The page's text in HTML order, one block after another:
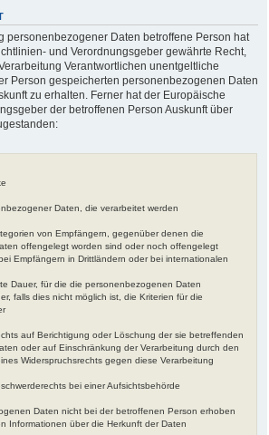
personenbezogener Daten betroffene Person hat
und Verordnungsgeber gewährte Recht,
Verantwortlichen unentgeltliche
Person gespeicherten personenbezogenen Daten
zu erhalten. Ferner hat der Europäische
der betroffenen Person Auskunft über
Daten, die verarbeitet werden
von Empfängern, gegenüber denen die
offengelegt worden sind oder noch offengelegt
Empfängern in Drittländern oder bei internationalen
Dauer, für die die personenbezogenen Daten
falls dies nicht möglich ist, die Kriterien für die
auf Berichtigung oder Löschung der sie betreffenden
oder auf Einschränkung der Verarbeitung durch den
Widerspruchsrechts gegen diese Verarbeitung
bei einer Aufsichtsbehörde
Daten nicht bei der betroffenen Person erhoben
Informationen über die Herkunft der Daten